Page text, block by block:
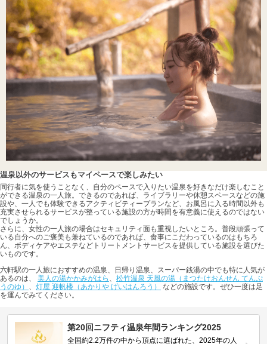
温泉以外のサービスもマイペースで楽しみたい
同行者に気を使うことなく、自分のペースで入りたい温泉を好きなだけ楽しむこと
ができる温泉の一人旅。できるのであれば、ライブラリーや休憩スペースなどの施
設や、一人でも体験できるアクティビティープランなど、お風呂に入る時間以外も
充実させられるサービスが整っている施設の方が時間を有意義に使えるのではない
でしょうか。
さらに、女性の一人旅の場合はセキュリティ面も重視したいところ。普段頑張って
いる自分へのご褒美も兼ねているのであれば、食事にこだわっているのはもちろ
ん、ボディケアやエステなどトリートメントサービスを提供している施設を選びた
いものです。
六軒駅の一人旅におすすめの温泉、日帰り温泉、スーパー銭湯の中でも特に人気が
あるのは、 美人の湯かかみがはら 、 松竹温泉 天風の湯（まつたけおんせん てんぷ
うのゆ） 、 灯屋 迎帆楼（あかりや げいはんろう）
などの施設です。ぜひ一度は足
を運んでみてください。
第20回ニフティ温泉年間ランキング2025
全国約2.2万件の中から頂点に選ばれた、2025年の人